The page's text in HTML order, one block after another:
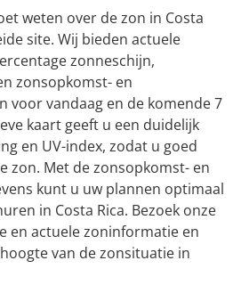
weten over de zon in Costa
site. Wij bieden actuele
zonneschijn,
zonsopkomst- en
voor vandaag en de komende 7
kaart geeft u een duidelijk
en UV-index, zodat u goed
zon. Met de zonsopkomst- en
kunt u uw plannen optimaal
in Costa Rica. Bezoek onze
en actuele zoninformatie en
van de zonsituatie in